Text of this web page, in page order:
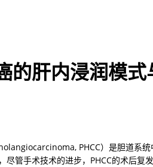
的肝内浸润模
PHCC）是胆道系
尽管手术技术的进步，PHCC的术后复